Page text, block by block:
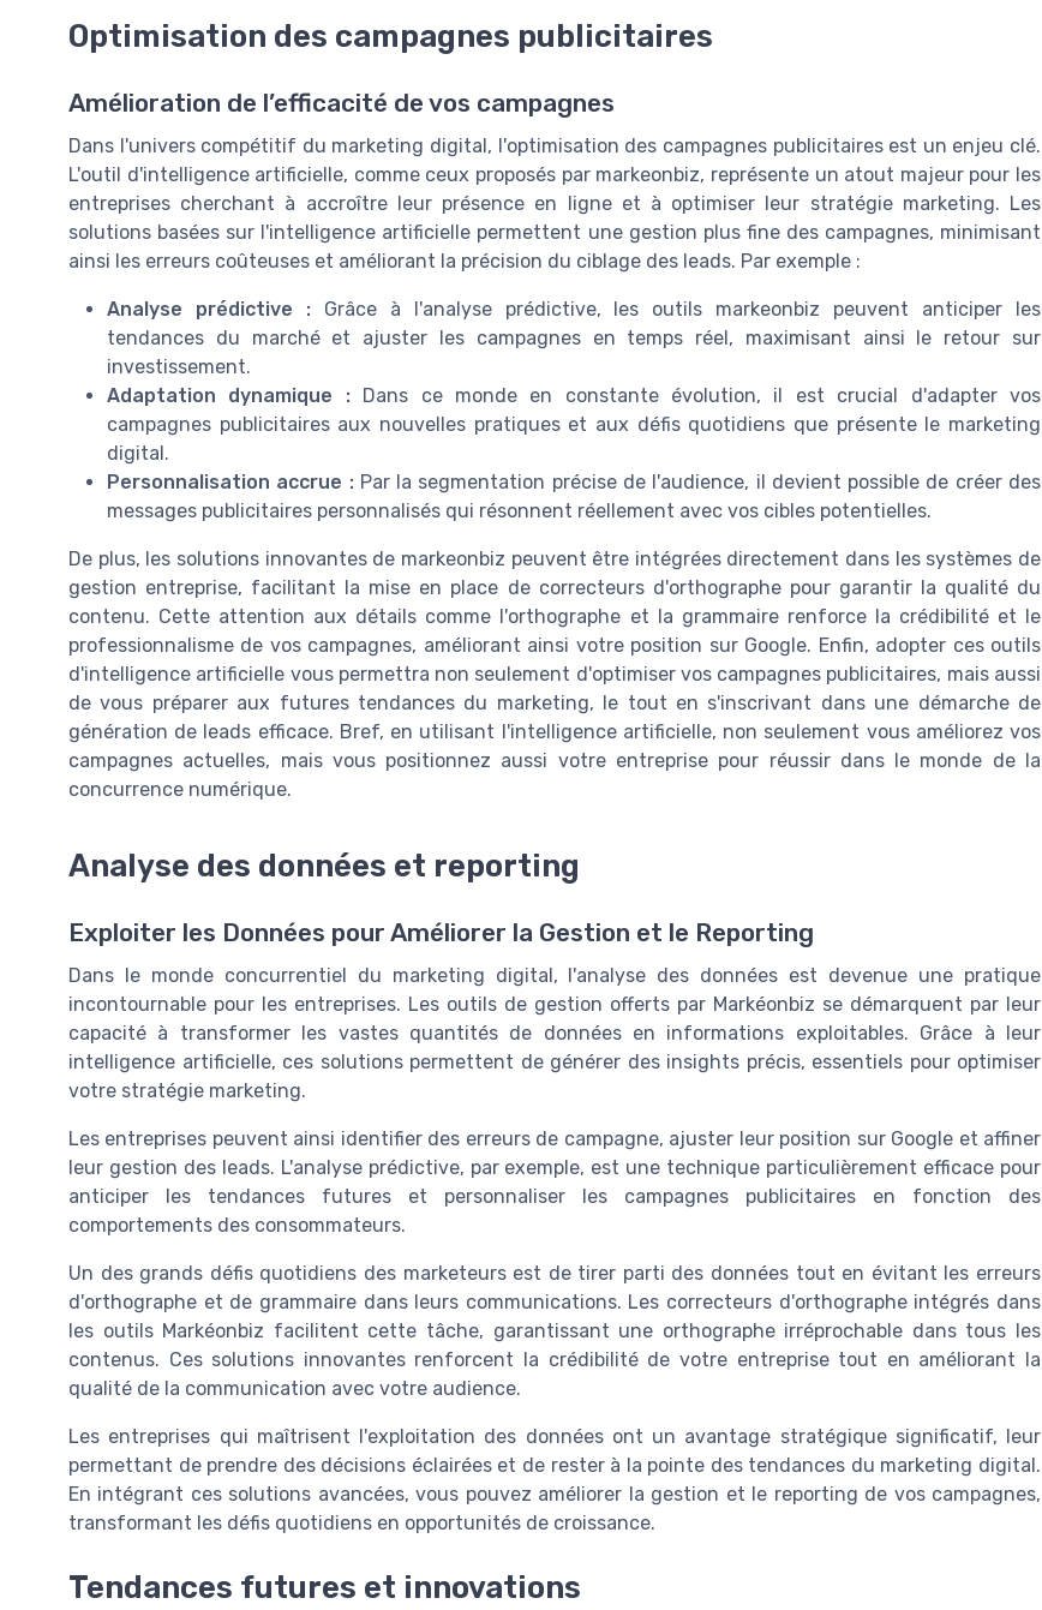
Optimisation des campagnes publicitaires
Amélioration de l’efficacité de vos campagnes
Dans l'univers compétitif du marketing digital, l'optimisation des campagnes publicitaires est un enjeu clé.
L'outil d'intelligence artificielle, comme ceux proposés par markeonbiz, représente un atout majeur pour les
entreprises cherchant à accroître leur présence en ligne et à optimiser leur stratégie marketing. Les
solutions basées sur l'intelligence artificielle permettent une gestion plus fine des campagnes, minimisant
ainsi les erreurs coûteuses et améliorant la précision du ciblage des leads. Par exemple :
Analyse prédictive :Grâce à l'analyse prédictive, les outils markeonbiz peuvent anticiper les
tendances du marché et ajuster les campagnes en temps réel, maximisant ainsi le retour sur
investissement.
Adaptation dynamique :Dans ce monde en constante évolution, il est crucial d'adapter vos
campagnes publicitaires aux nouvelles pratiques et aux défis quotidiens que présente le marketing
digital.
Personnalisation accrue :Par la segmentation précise de l'audience, il devient possible de créer des
messages publicitaires personnalisés qui résonnent réellement avec vos cibles potentielles.
De plus, les solutions innovantes de markeonbiz peuvent être intégrées directement dans les systèmes de
gestion entreprise, facilitant la mise en place de correcteurs d'orthographe pour garantir la qualité du
contenu. Cette attention aux détails comme l'orthographe et la grammaire renforce la crédibilité et le
professionnalisme de vos campagnes, améliorant ainsi votre position sur Google. Enfin, adopter ces outils
d'intelligence artificielle vous permettra non seulement d'optimiser vos campagnes publicitaires, mais aussi
de vous préparer aux futures tendances du marketing, le tout en s'inscrivant dans une démarche de
génération de leads efficace. Bref, en utilisant l'intelligence artificielle, non seulement vous améliorez vos
campagnes actuelles, mais vous positionnez aussi votre entreprise pour réussir dans le monde de la
concurrence numérique.
Analyse des données et reporting
Exploiter les Données pour Améliorer la Gestion et le Reporting
Dans le monde concurrentiel du marketing digital, l'analyse des données est devenue une pratique
incontournable pour les entreprises. Les outils de gestion offerts par Markéonbiz se démarquent par leur
capacité à transformer les vastes quantités de données en informations exploitables. Grâce à leur
intelligence artificielle, ces solutions permettent de générer des insights précis, essentiels pour optimiser
votre stratégie marketing.
Les entreprises peuvent ainsi identifier des erreurs de campagne, ajuster leur position sur Google et affiner
leur gestion des leads. L'analyse prédictive, par exemple, est une technique particulièrement efficace pour
anticiper les tendances futures et personnaliser les campagnes publicitaires en fonction des
comportements des consommateurs.
Un des grands défis quotidiens des marketeurs est de tirer parti des données tout en évitant les erreurs
d'orthographe et de grammaire dans leurs communications. Les correcteurs d'orthographe intégrés dans
les outils Markéonbiz facilitent cette tâche, garantissant une orthographe irréprochable dans tous les
contenus. Ces solutions innovantes renforcent la crédibilité de votre entreprise tout en améliorant la
qualité de la communication avec votre audience.
Les entreprises qui maîtrisent l'exploitation des données ont un avantage stratégique significatif, leur
permettant de prendre des décisions éclairées et de rester à la pointe des tendances du marketing digital.
En intégrant ces solutions avancées, vous pouvez améliorer la gestion et le reporting de vos campagnes,
transformant les défis quotidiens en opportunités de croissance.
Tendances futures et innovations